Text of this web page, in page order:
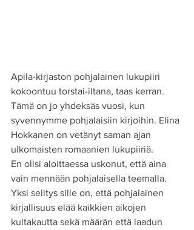
Apila-kirjaston pohjalainen lukupiiri
kokoontuu torstai-iltana, taas kerran.
Tämä on jo yhdeksäs vuosi, kun
syvennymme pohjalaisiin kirjoihin. Elina
Hokkanen on vetänyt saman ajan
ulkomaisten romaanien lukupiiriä.
En olisi aloittaessa uskonut, että aina
vain mennään pohjalaisella teemalla.
Yksi selitys sille on, että pohjalainen
kirjallisuus elää kaikkien aikojen
kultakautta sekä määrän että laadun